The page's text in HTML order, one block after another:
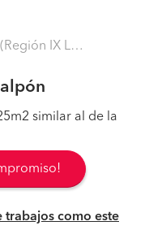
Araucanía - Malleco)
similar al de la
trabajos como este